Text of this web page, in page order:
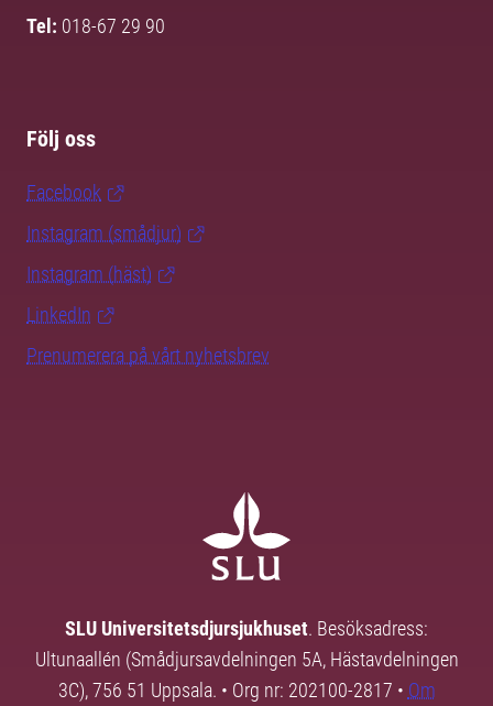
Tel: 018-67 29 90
Följ oss
Facebook
Instagram (smådjur)
Instagram (häst)
LinkedIn
Prenumerera på vårt nyhetsbrev
SLU Universitetsdjursjukhuset. Besöksadress:
Ultunaallén (Smådjursavdelningen 5A, Hästavdelningen
3C), 756 51 Uppsala. • Org nr: 202100-2817 • Om